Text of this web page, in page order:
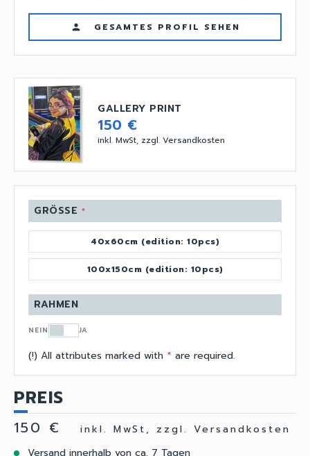
person GESAMTES PROFIL SEHEN
GALLERY PRINT
150 €
inkl. MwSt, zzgl. Versandkosten
GRÖSSE *
40x60cm (edition: 10pcs)
100x150cm (edition: 10pcs)
RAHMEN
NEIN JA
(!) All attributes marked with * are required.
PREIS
150 €
inkl. MwSt, zzgl. Versandkosten
Versand innerhalb von ca. 7 Tagen